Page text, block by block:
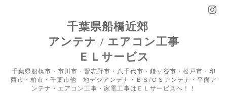
千葉県船橋近郊
アンテナ / エアコン工事
ＥＬサービス
千葉県船橋市・市川市・習志野市・八千代市・鎌ヶ谷市・松戸市・印
西市・柏市・千葉市他 地デジアンテナ・ＢＳ/ＣＳアンテナ・平面ア
ンテナ・エアコン工事・家電工事はＥＬサービスへ！！